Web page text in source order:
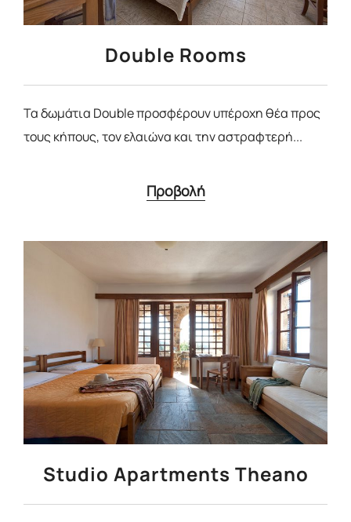
Double Rooms
Τα δωμάτια Double προσφέρουν υπέροχη θέα προς
τους κήπους, τον ελαιώνα και την αστραφτερή...
Προβολή
Studio Apartments Theano